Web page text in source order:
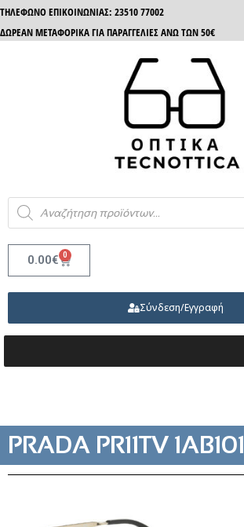
ΤΗΛΈΦΩΝΟ ΕΠΙΚΟΙΝΩΝΊΑΣ: 23510 77002
ΔΩΡΕΑΝ ΜΕΤΑΦΟΡΙΚΑ ΓΙΑ ΠΑΡΑΓΓΕΛΙΕΣ ΑΝΩ ΤΩΝ 50€
0.00€ 0
Σύνδεση/Εγγραφή
PRADA PR11TV 1AB101